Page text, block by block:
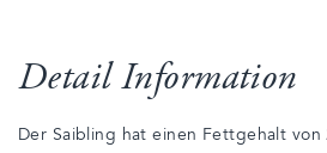
Detail Information
Der Saibling hat einen Fettgehalt von